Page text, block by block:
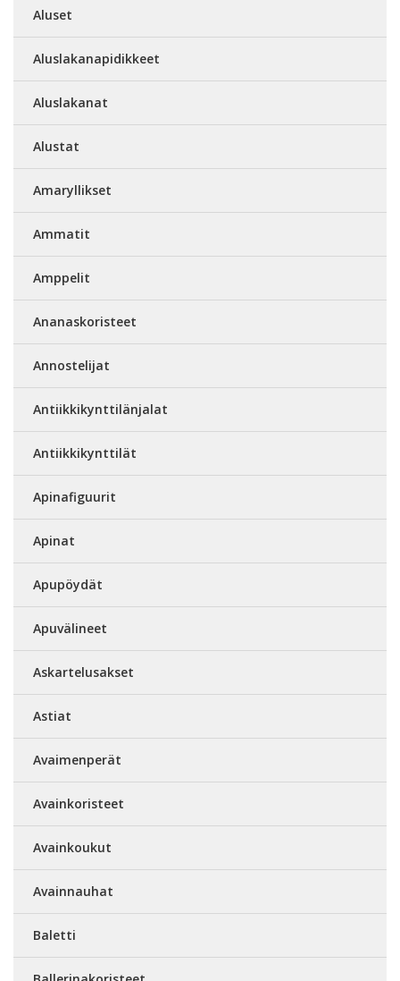
Aluset
Aluslakanapidikkeet
Aluslakanat
Alustat
Amaryllikset
Ammatit
Amppelit
Ananaskoristeet
Annostelijat
Antiikkikynttilänjalat
Antiikkikynttilät
Apinafiguurit
Apinat
Apupöydät
Apuvälineet
Askartelusakset
Astiat
Avaimenperät
Avainkoristeet
Avainkoukut
Avainnauhat
Baletti